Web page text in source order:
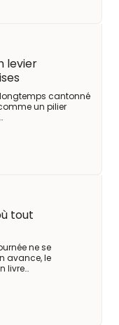
levier
longtemps cantonné
un pilier
tout
ne se
avance, le
livre…